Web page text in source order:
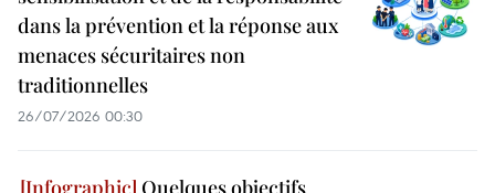
dans la prévention et la réponse aux
menaces sécuritaires non
traditionnelles
26/07/2026 00:30